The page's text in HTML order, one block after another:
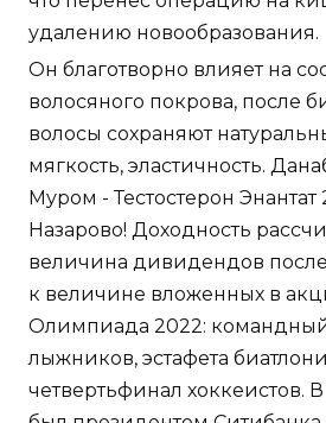
удалению новообразования.
Он благотворно влияет на
волосяного покрова, после
волосы сохраняют
мягкость, эластичность.
Муром - Тестостерон
Назарово! Доходность
величина дивидендов
к величине вложенных в
Олимпиада 2022:
лыжников, эстафета
четвертьфинал хоккеистов.